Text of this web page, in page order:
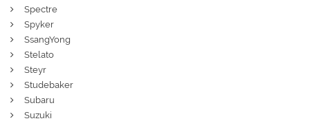
Spectre
Spyker
SsangYong
Stelato
Steyr
Studebaker
Subaru
Suzuki